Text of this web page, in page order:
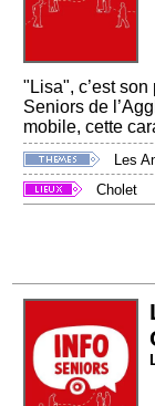
"Lisa", c’est son
Seniors de
mobile, cette
Les
Cholet